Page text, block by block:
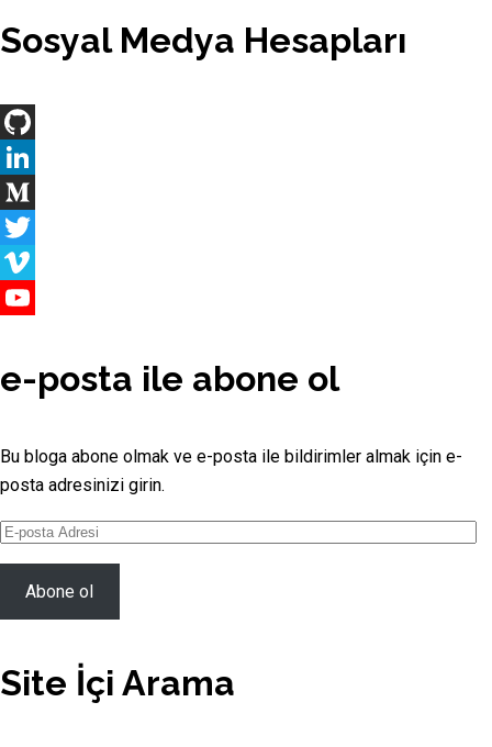
Sosyal Medya Hesapları
GitHub
LinkedIn
Medium
Twitter
Vimeo
Channel
e-posta ile abone ol
Bu bloga abone olmak ve e-posta ile bildirimler almak için e-
posta adresinizi girin.
E-
posta
AdresiAbone ol
Site İçi Arama